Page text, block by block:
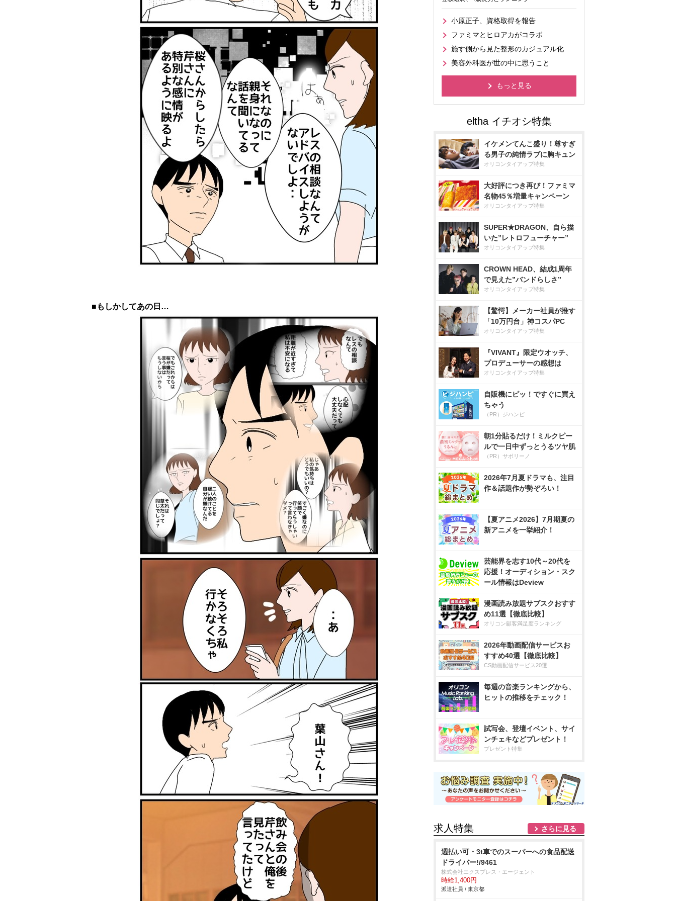
■もしかしてあの日…
小原正子、資格取得を報告
ファミマとヒロアカがコラボ
施す側から見た整形のカジュアル化
美容外科医が世の中に思うこと
もっと見る
イケメンてんこ盛り！尊すぎ
る男子の純情ラブに胸キュン
オリコンタイアップ特集
大好評につき再び！ファミマ
名物45％増量キャンペーン
オリコンタイアップ特集
SUPER★DRAGON、自ら描
いた”レトロフューチャー”
オリコンタイアップ特集
CROWN HEAD、結成1周年
で見えた”バンドらしさ”
オリコンタイアップ特集
【驚愕】メーカー社員が推す
「10万円台」神コスパPC
オリコンタイアップ特集
『VIVANT』限定ウオッチ、
プロデューサーの感想は
オリコンタイアップ特集
自販機にピッ！ですぐに買え
ちゃう
（PR）ジハンピ
朝1分貼るだけ！ミルクピー
ルで一日中ずっとうるツヤ肌
（PR）サボリーノ
2026年7月夏ドラマも、注目
作＆話題作が勢ぞろい！
【夏アニメ2026】7月期夏の
新アニメを一挙紹介！
芸能界を志す10代～20代を
応援！オーディション・スク
ール情報はDeview
漫画読み放題サブスクおすす
め11選【徹底比較】
オリコン顧客満足度ランキング
2026年動画配信サービスお
すすめ40選【徹底比較】
CS動画配信サービス20選
毎週の音楽ランキングから、
ヒットの推移をチェック！
試写会、登壇イベント、サイ
ンチェキなどプレゼント！
プレゼント特集
求人特集 さらに見る
週払い可・3t車でのスーパーへの食品配送
ドライバー!/9461
株式会社エクスプレス・エージェント
時給1,400円
派遣社員 / 東京都